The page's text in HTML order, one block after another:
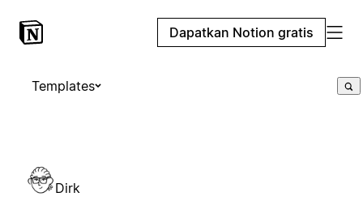
Dapatkan Notion gratis
Templates
Dirk